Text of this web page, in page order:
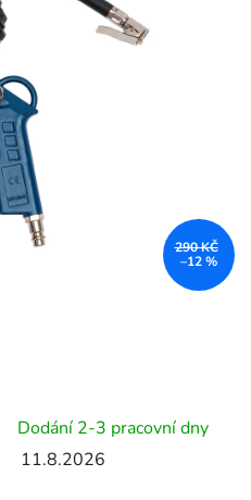
Dodání 2-3 pracovní dny
11.8.2026
290 KČ
–12 %